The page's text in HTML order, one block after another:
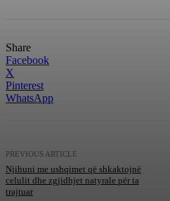
Share
Facebook
X
Pinterest
WhatsApp
PREVIOUS ARTICLE
Njihuni me ushqimet që shkaktojnë
celulit dhe zgjidhjet natyrale për ta
trajtuar